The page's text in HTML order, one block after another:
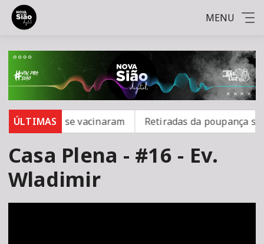
MENU
ÚLTIMAS
16 não se vacinaram Retiradas da poupança
Casa Plena - #16 - Ev.
Wladimir